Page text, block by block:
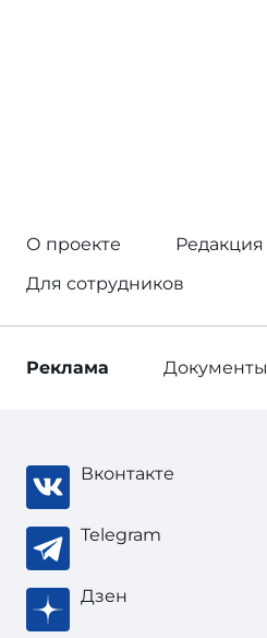
О проекте
Редакция
Для сотрудников
Реклама Документы
Вконтакте
Telegram
Дзен